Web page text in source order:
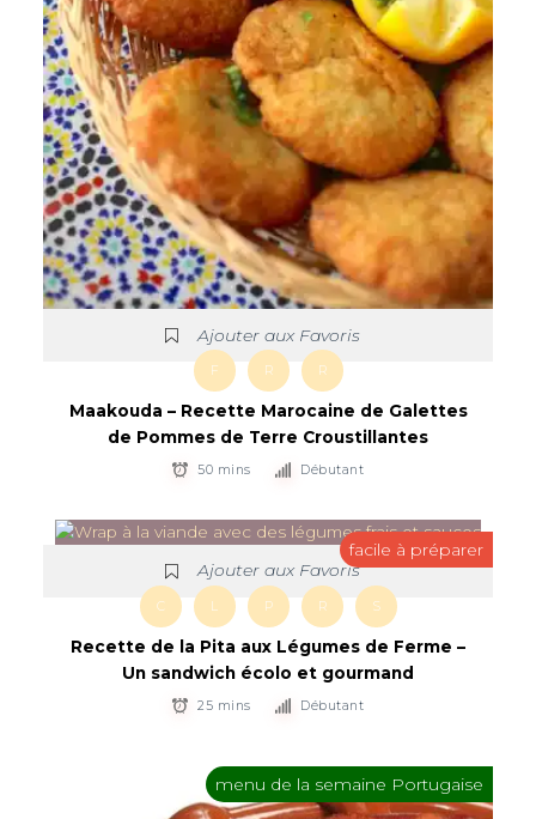
Ajouter aux Favoris
F R R
Maakouda – Recette Marocaine de Galettes
de Pommes de Terre Croustillantes
50 mins Débutant
Ajouter aux Favoris
facile à préparer
C L P R S
Recette de la Pita aux Légumes de Ferme –
Un sandwich écolo et gourmand
25 mins Débutant
menu de la semaine Portugaise